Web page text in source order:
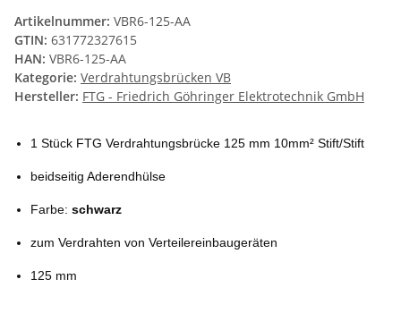
Artikelnummer: VBR6-125-AA
GTIN: 631772327615
HAN: VBR6-125-AA
Kategorie: Verdrahtungsbrücken VB
Hersteller: FTG - Friedrich Göhringer Elektrotechnik GmbH
1 Stück FTG Verdrahtungsbrücke 125 mm 10mm² Stift/Stift
beidseitig Aderendhülse
Farbe: schwarz
zum Verdrahten von Verteilereinbaugeräten
125 mm